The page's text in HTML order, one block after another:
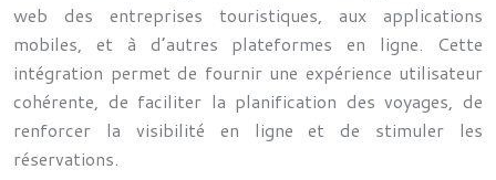
web des entreprises touristiques, aux applications
mobiles, et à d’autres plateformes en ligne. Cette
intégration permet de fournir une expérience utilisateur
cohérente, de faciliter la planification des voyages, de
renforcer la visibilité en ligne et de stimuler les
réservations.